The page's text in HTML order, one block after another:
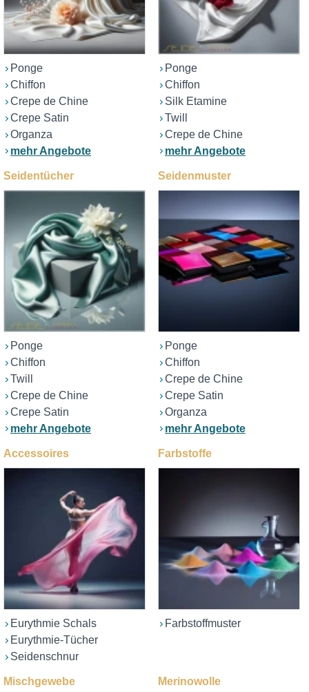
Ponge
Chiffon
Crepe de Chine
Crepe Satin
Organza
mehr Angebote
Ponge
Chiffon
Silk Etamine
Twill
Crepe de Chine
mehr Angebote
Seidentücher
Ponge
Chiffon
Twill
Crepe de Chine
Crepe Satin
mehr Angebote
Seidenmuster
Ponge
Chiffon
Crepe de Chine
Crepe Satin
Organza
mehr Angebote
Accessoires
Eurythmie Schals
Eurythmie-Tücher
Seidenschnur
Farbstoffe
Farbstoffmuster
Mischgewebe Merinowolle